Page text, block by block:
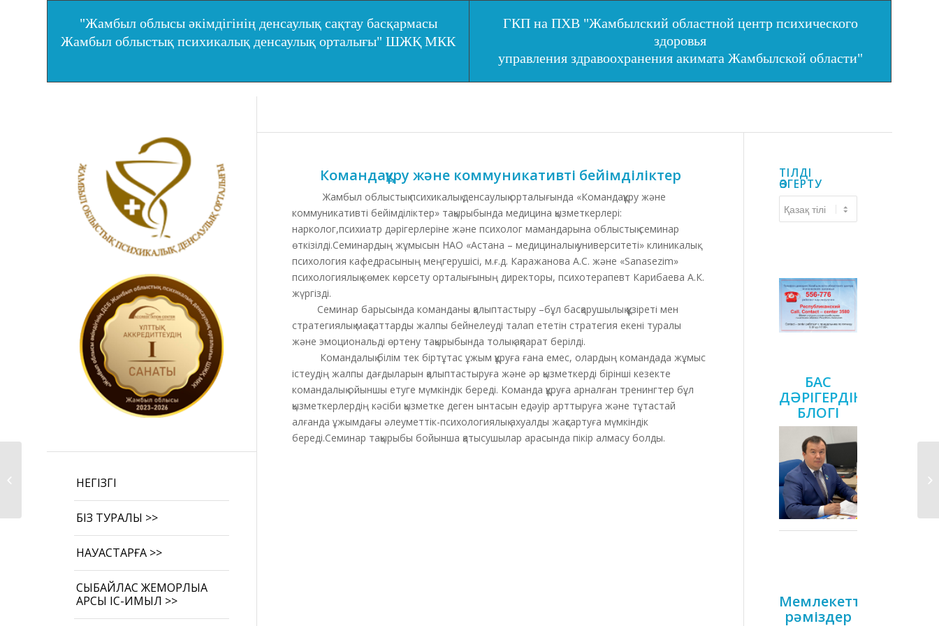
"Жамбыл облысы әкімдігінің денсаулық сақтау басқармасы
Жамбыл облыстық психикалық денсаулық орталығы" ШЖҚ МКК
ГКП на ПХВ "Жамбылский областной центр психического
здоровья
управления здравоохранения акимата Жамбылской области"
НЕГІЗГІ
БІЗ ТУРАЛЫ >>
НАУҚАСТАРҒА >>
СЫБАЙЛАС ЖЕМҚОРЛЫҚҚА
ҚАРСЫ ІС-ҚИМЫЛ >>
Командақұру және коммуникативті бейімділіктер
Жамбыл облыстық психикалық денсаулық орталығында «Командақұру және
коммуникативті бейімділіктер» тақырыбында медицина қызметкерлері:
нарколог,психиатр дәрігерлеріне және психолог мамандарына облыстық семинар
өткізілді.Семинардың жұмысын НАО «Астана – медициналық университеті» клиникалық
психология кафедрасының меңгерушісі, м.ғ.д. Каражанова А.С. және «Sanasezim»
психологиялық көмек көрсету орталығының директоры, психотерапевт Карибаева А.К.
жүргізді.
Семинар барысында команданы қалыптастыру –бұл басқарушылық құзіреті мен
стратегиялық мақсаттарды жалпы бейнелеуді талап ететін стратегия екені туралы
және эмоциональді өртену тақырыбында толық ақпарат берілді.
Командалық білім тек біртұтас ұжым құруға ғана емес, олардың командада жұмыс
істеудің жалпы дағдыларын қалыптастыруға және әр қызметкерді бірінші кезекте
командалық ойыншы етуге мүмкіндік береді. Команда құруға арналған тренингтер бұл
қызметкерлердің кәсіби қызметке деген ынтасын едәуір арттыруға және тұтастай
алғанда ұжымдағы әлеуметтік-психологиялық ахуалды жақсартуға мүмкіндік
береді.Семинар тақырыбы бойынша қатысушылар арасында пікір алмасу болды.
ТІЛДІ
ӨЗГЕРТУ
өзгерту
БАС
ДӘРІГЕРДІҢ
БЛОГІ
Мемлекеттік
рәміздер
психикалық денсаулық